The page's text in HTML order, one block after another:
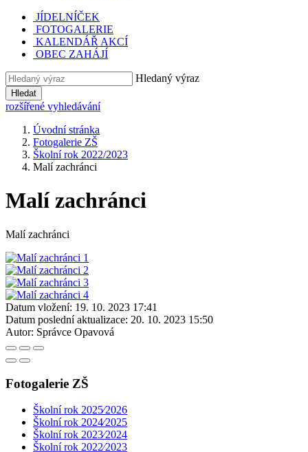
JÍDELNÍČEK
FOTOGALERIE
KALENDÁŘ AKCÍ
OBEC ZAHÁJÍ
Hledaný výraz
Hledat
rozšířené vyhledávání
Úvodní stránka
Fotogalerie ZŠ
Školní rok 2022/2023
Malí zachránci
Malí zachránci
Malí zachránci
Datum vložení: 19. 10. 2023 17:41
Datum poslední aktualizace: 20. 10. 2023 15:50
Autor: Správce Opavová
Fotogalerie ZŠ
Školní rok 2025⁄2026
Školní rok 2024⁄2025
Školní rok 2023⁄2024
Školní rok 2022⁄2023